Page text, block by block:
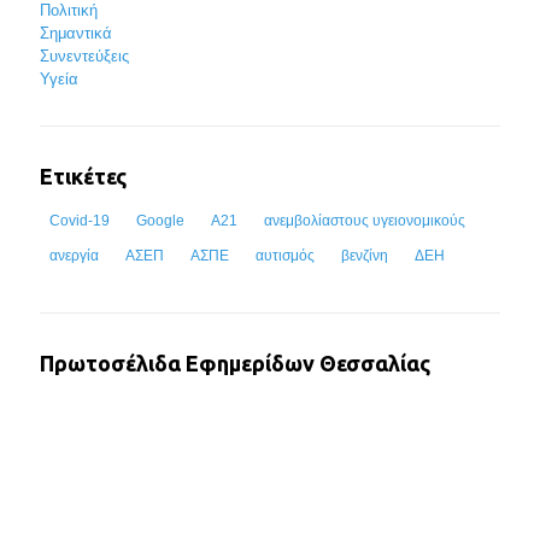
Πολιτική
Σημαντικά
Συνεντεύξεις
Υγεία
Ετικέτες
Covid-19 Google Α21 ανεμβολίαστους υγειονομικούς
ανεργία ΑΣΕΠ ΑΣΠΕ αυτισμός βενζίνη ΔΕΗ
Πρωτοσέλιδα Εφημερίδων Θεσσαλίας